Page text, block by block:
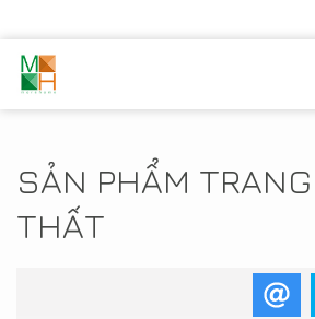
SẢN PHẨM
THẤT